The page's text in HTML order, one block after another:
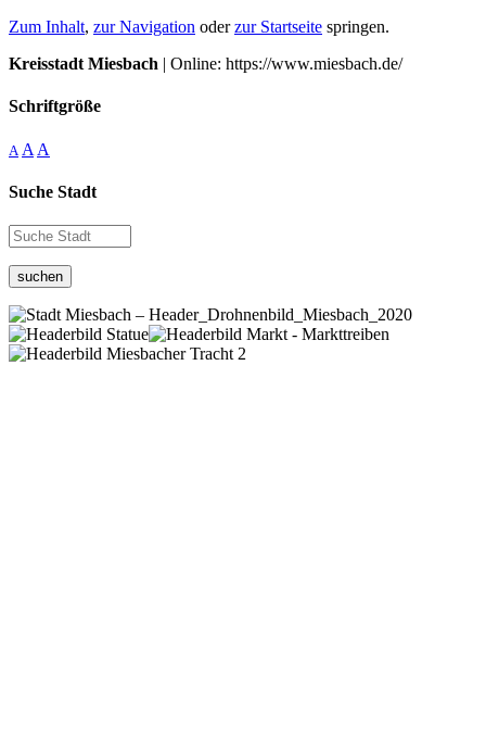
Zum Inhalt, zur Navigation oderzur Startseite springen.
Kreisstadt Miesbach | Online: https://www.miesbach.de/
Schriftgröße
A A A
Suche Stadt
suchen